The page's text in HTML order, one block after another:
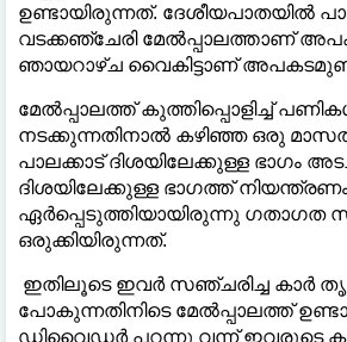
ഉണ്ടായിരുന്നത്. ദേശീയപാതയില്‍
വടക്കഞ്ചേരി മേല്‍പ്പാലത്താണ്
ഞായറാഴ്ച വൈകിട്ടാണ്
മേല്‍പ്പാലത്ത് കുത്തിപ്പൊളിച്ച്‌
നടക്കുന്നതിനാല്‍ കഴിഞ്ഞ ഒരു
പാലക്കാട് ദിശയിലേക്കുള്ള ഭാഗം
ദിശയിലേക്കുള്ള ഭാഗത്ത്
ഏർപ്പെടുത്തിയായിരുന്നു ഗതാഗത
ഒരുക്കിയിരുന്നത്.
ഇതിലൂടെ ഇവർ സഞ്ചരിച്ച കാർ
പോകുന്നതിനിടെ മേല്‍പ്പാലത്ത്
ഡിവൈ‍ഡർ പറന്നു വന്ന് ഇവരുടെ